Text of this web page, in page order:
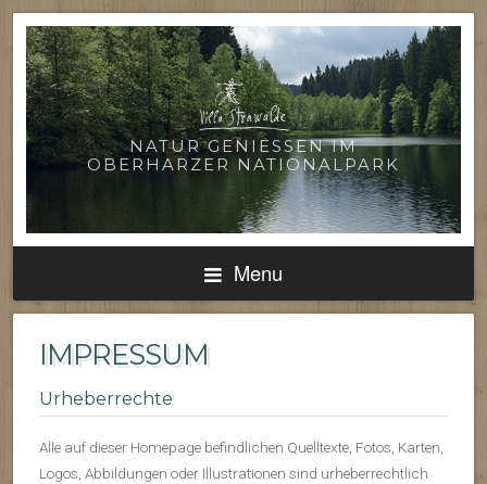
NATUR GENIESSEN IM O
BERHARZER NATIONALPARK
Menu
IMPRESSUM
Urheberrechte
Alle auf dieser Homepage befindlichen Quelltexte, Fotos, Karten,
Logos, Abbildungen oder Illustrationen sind urheberrechtlich